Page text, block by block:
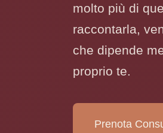
molto più di
raccontarla,
che dipende
proprio te.
Prenota